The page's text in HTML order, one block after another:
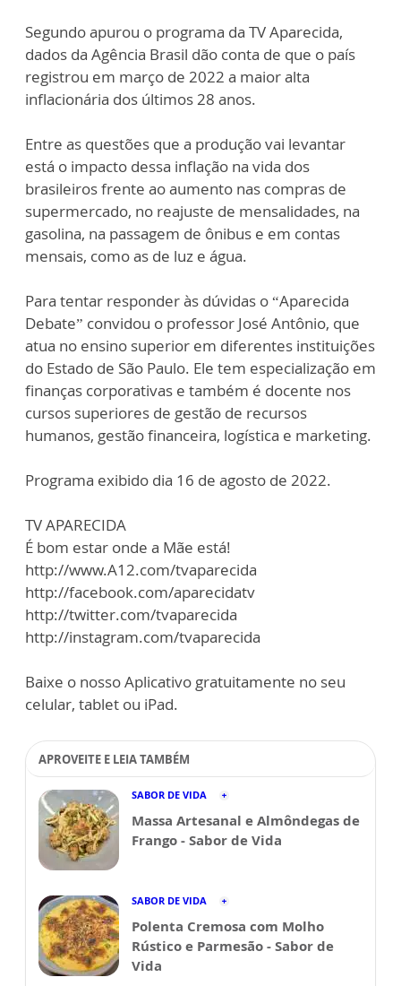
Segundo apurou o programa da TV Aparecida,
dados da Agência Brasil dão conta de que o país
registrou em março de 2022 a maior alta
inflacionária dos últimos 28 anos.
Entre as questões que a produção vai levantar
está o impacto dessa inflação na vida dos
brasileiros frente ao aumento nas compras de
supermercado, no reajuste de mensalidades, na
gasolina, na passagem de ônibus e em contas
mensais, como as de luz e água.
Para tentar responder às dúvidas o “Aparecida
Debate” convidou o professor José Antônio, que
atua no ensino superior em diferentes instituições
do Estado de São Paulo. Ele tem especialização em
finanças corporativas e também é docente nos
cursos superiores de gestão de recursos
humanos, gestão financeira, logística e marketing.
Programa exibido dia 16 de agosto de 2022.
TV APARECIDA
É bom estar onde a Mãe está!
http://www.A12.com/tvaparecida
http://facebook.com/aparecidatv
http://twitter.com/tvaparecida
http://instagram.com/tvaparecida
Baixe o nosso Aplicativo gratuitamente no seu
celular, tablet ou iPad.
APROVEITE E LEIA TAMBÉM
SABOR DE VIDA
Massa Artesanal e Almôndegas de
Frango - Sabor de Vida
SABOR DE VIDA
Polenta Cremosa com Molho
Rústico e Parmesão - Sabor de
Vida